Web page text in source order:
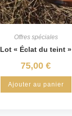
Offres spéciales
Lot « Éclat du teint »
75,00 €
Ajouter au panier